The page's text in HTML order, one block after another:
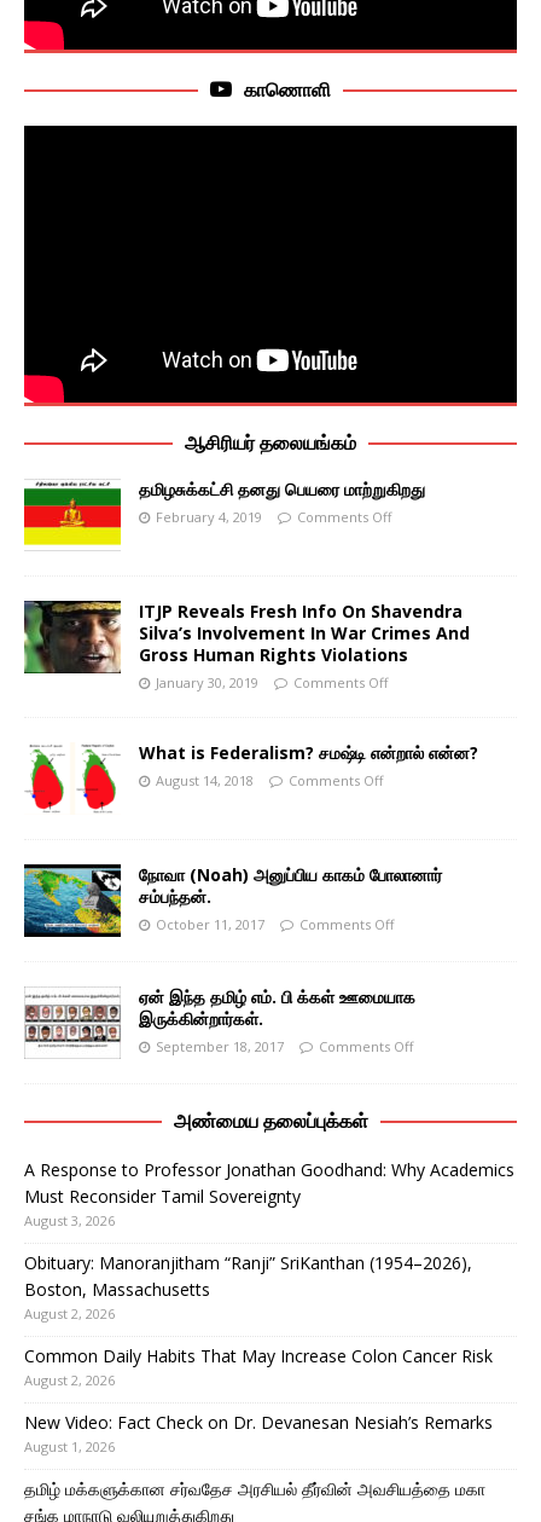
காணொளி
ஆசிரியர் தலையங்கம்
தமிழசுக்கட்சி தனது பெயரை மாற்றுகிறது
February 4, 2019 Comments Off
ITJP Reveals Fresh Info On Shavendra
Silva’s Involvement In War Crimes And
Gross Human Rights Violations
January 30, 2019 Comments Off
What is Federalism? சமஷ்டி என்றால் என்ன?
August 14, 2018 Comments Off
நோவா (Noah) அனுப்பிய காகம் போலானார்
சம்பந்தன்.
October 11, 2017 Comments Off
ஏன் இந்த தமிழ் எம். பி க்கள் ஊமையாக
இருக்கின்றார்கள்.
September 18, 2017 Comments Off
அண்மைய தலைப்புக்கள்
A Response to Professor Jonathan Goodhand: Why Academics
Must Reconsider Tamil Sovereignty
August 3, 2026
Obituary: Manoranjitham “Ranji” SriKanthan (1954–2026),
Boston, Massachusetts
August 2, 2026
Common Daily Habits That May Increase Colon Cancer Risk
August 2, 2026
New Video: Fact Check on Dr. Devanesan Nesiah’s Remarks
August 1, 2026
தமிழ் மக்களுக்கான சர்வதேச அரசியல் தீர்வின் அவசியத்தை மகா
சங்க மாநாடு வலியுறுத்துகிறது